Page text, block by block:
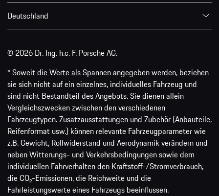
Deutschland
© 2026 Dr. Ing. h.c. F. Porsche AG.
* Soweit die Werte als Spannen angegeben werden, beziehen
sie sich nicht auf ein einzelnes, individuelles Fahrzeug und
sind nicht Bestandteil des Angebots. Sie dienen allein
Vergleichszwecken zwischen den verschiedenen
Fahrzeugtypen. Zusatzausstattungen und Zubehör (Anbauteile,
Reifenformat usw.) können relevante Fahrzeugparameter wie
z.B. Gewicht, Rollwiderstand und Aerodynamik verändern und
neben Witterungs- und Verkehrsbedingungen sowie dem
individuellen Fahrverhalten den Kraftstoff-/Stromverbrauch,
die CO₂-Emissionen, die Reichweite und die
Fahrleistungswerte eines Fahrzeugs beeinflussen.